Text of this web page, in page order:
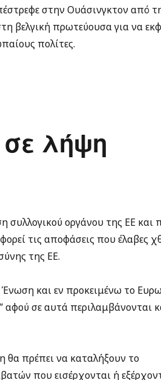
στην Ουάσινγκτον από
βελγική πρωτεύουσα για να
πολίτες.
λήψη
συλλογικού οργάνου της ΕΕ και
τις αποφάσεις που έλαβες
της ΕΕ.
και εν προκειμένω το
αφού σε αυτά περιλαμβάνονται
θα πρέπει να καταλήξουν το
που εισέρχονται ή